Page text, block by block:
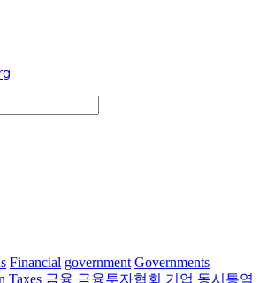
Financial government Governments
Taxes 금융 금융투자협회 기업 동시통역